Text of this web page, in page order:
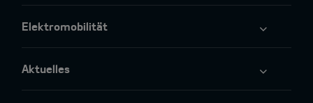
Elektromobilität
Aktuelles